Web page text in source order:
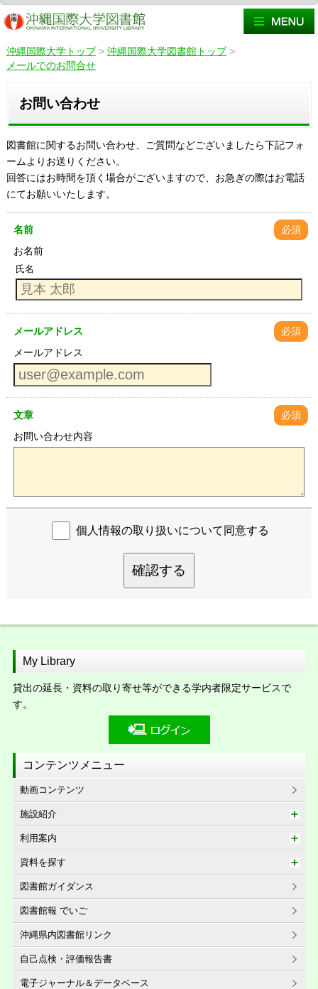
沖縄国際大学トップ > 沖縄国際大学図書館トップ >
メールでのお問合せ
お問い合わせ
図書館に関するお問い合わせ、ご質問などございましたら下記フォ
ームよりお送りください。
回答にはお時間を頂く場合がございますので、お急ぎの際はお電話
にてお願いいたします。
名前
必須
お名前
氏名
メールアドレス
必須
メールアドレス
文章
必須
お問い合わせ内容
個人情報の取り扱いについて同意する
確認する
My Library
貸出の延長・資料の取り寄せ等ができる学内者限定サービスで
す。
コンテンツメニュー
動画コンテンツ
施設紹介
利用案内
資料を探す
図書館ガイダンス
図書館報 でいご
沖縄県内図書館リンク
自己点検・評価報告書
電子ジャーナル＆データベース